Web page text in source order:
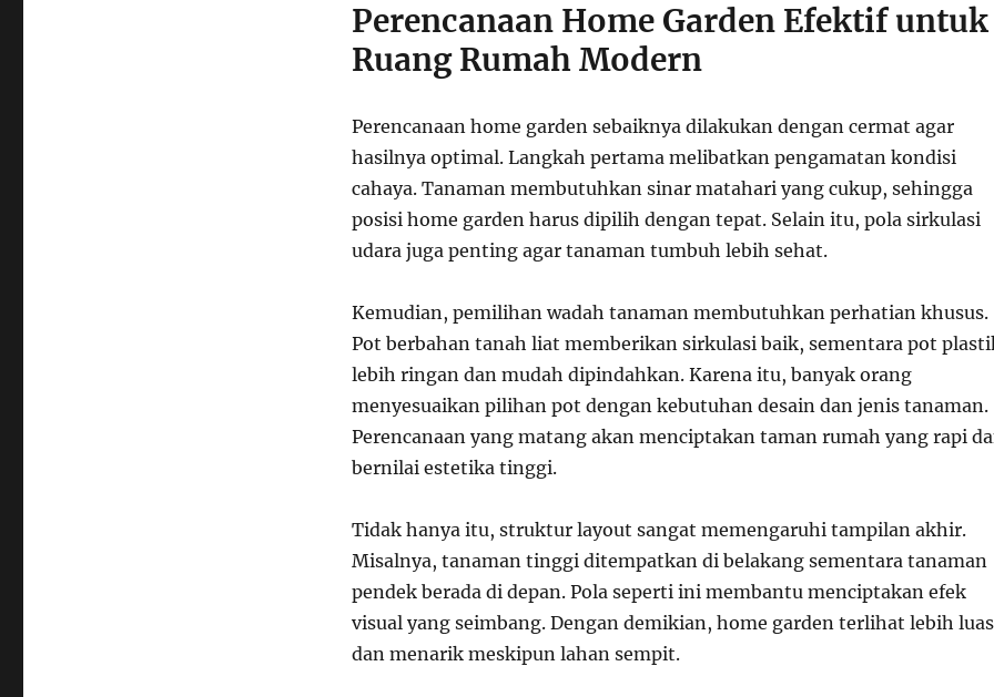
Perencanaan Home Garden Efektif untuk
Ruang Rumah Modern
Perencanaan home garden sebaiknya dilakukan dengan cermat agar
hasilnya optimal. Langkah pertama melibatkan pengamatan kondisi
cahaya. Tanaman membutuhkan sinar matahari yang cukup, sehingga
posisi home garden harus dipilih dengan tepat. Selain itu, pola sirkulasi
udara juga penting agar tanaman tumbuh lebih sehat.
Kemudian, pemilihan wadah tanaman membutuhkan perhatian khusus.
Pot berbahan tanah liat memberikan sirkulasi baik, sementara pot
lebih ringan dan mudah dipindahkan. Karena itu, banyak orang
menyesuaikan pilihan pot dengan kebutuhan desain dan jenis tanaman.
Perencanaan yang matang akan menciptakan taman rumah yang rapi
bernilai estetika tinggi.
Tidak hanya itu, struktur layout sangat memengaruhi tampilan akhir.
Misalnya, tanaman tinggi ditempatkan di belakang sementara tanaman
pendek berada di depan. Pola seperti ini membantu menciptakan efek
visual yang seimbang. Dengan demikian, home garden terlihat lebih luas
dan menarik meskipun lahan sempit.